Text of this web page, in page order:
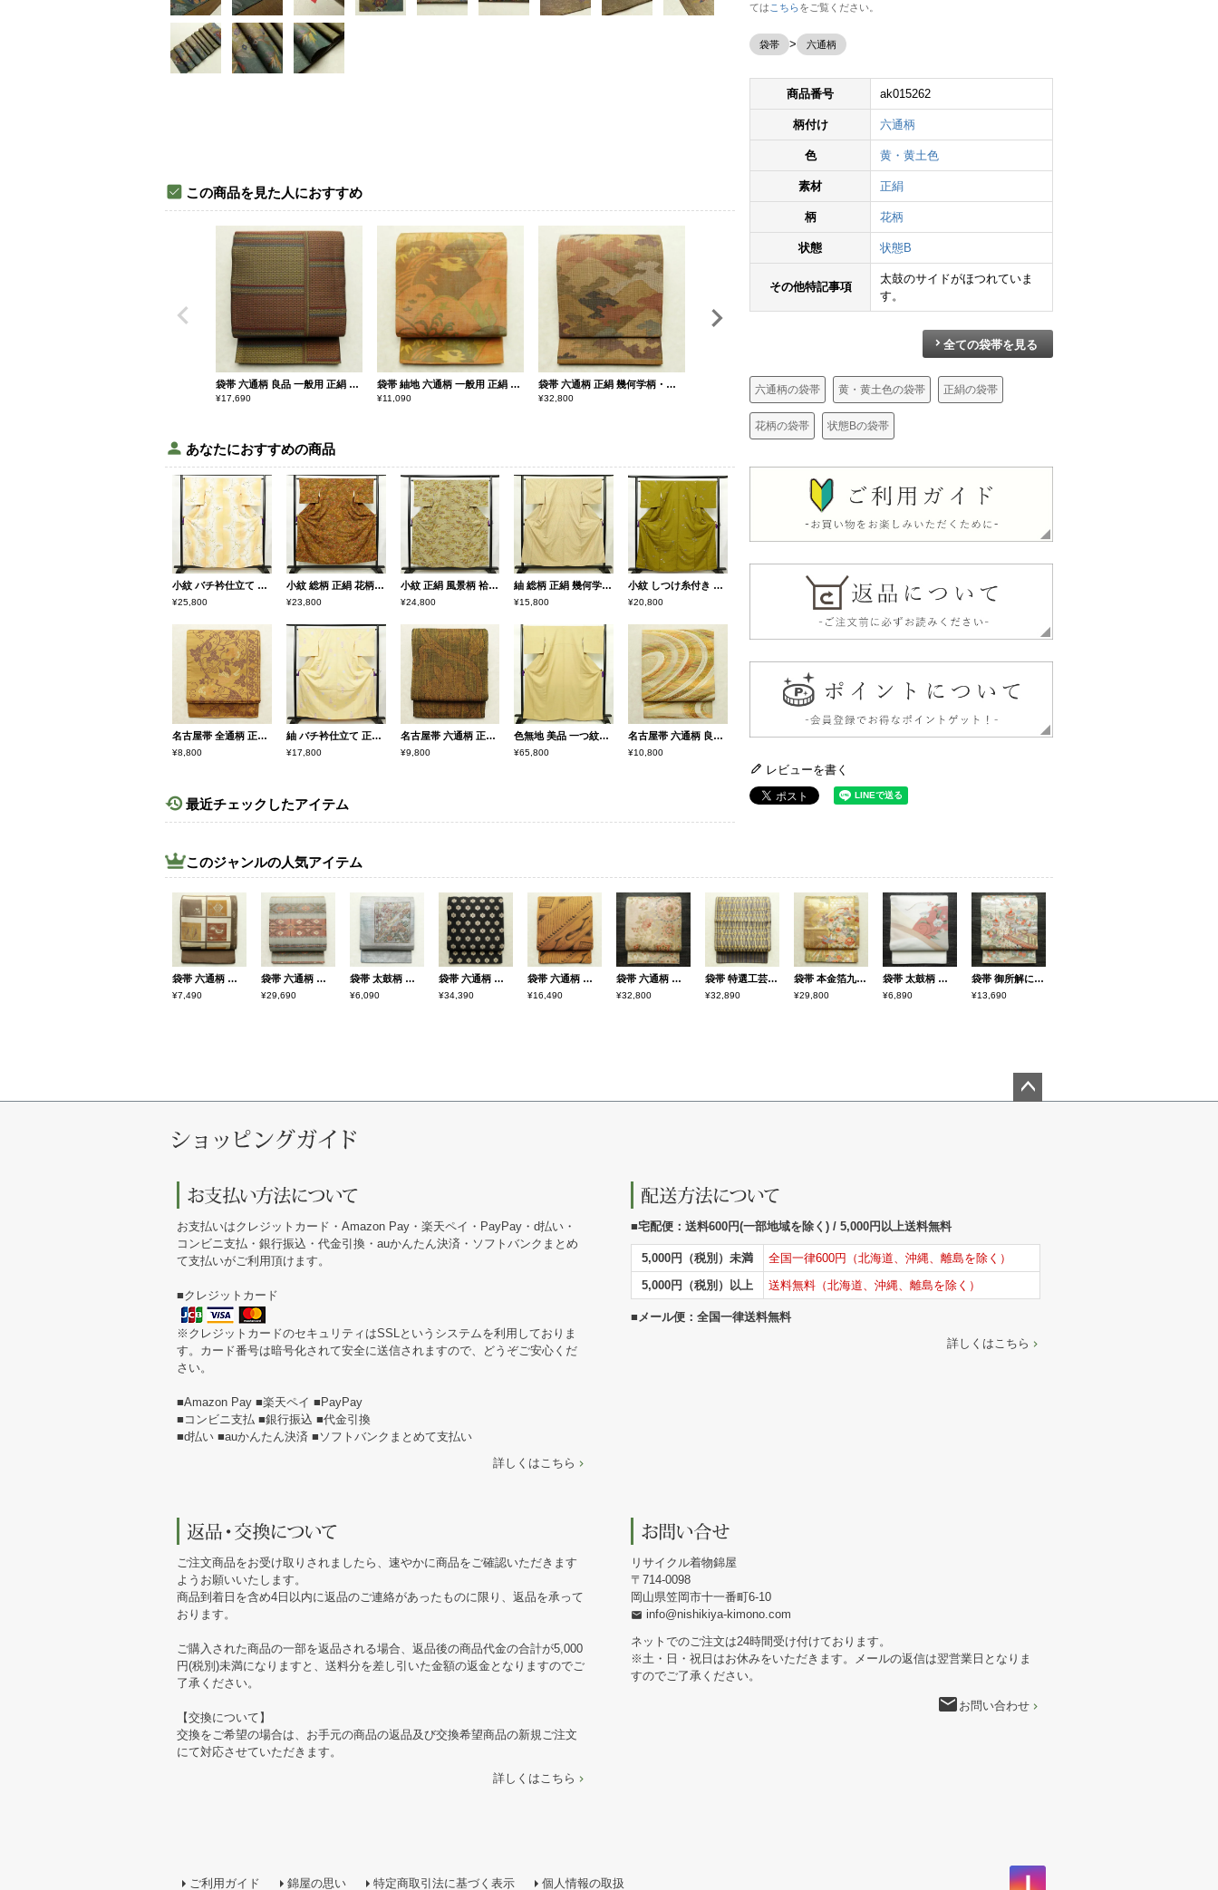
ては こちらをご覧ください。
袋帯 六通柄
商品番号 ak015262
柄付け 六通柄
色 黄・黄土色
素材 正絹
柄 花柄
状態 状態B
その他特記事項
太鼓のサイドがほつれていま
す。
全ての袋帯を見る
六通柄の袋帯 黄・黄土色の袋帯 正絹の袋帯
花柄の袋帯 状態Bの袋帯
レビューを書く
この商品を見た人におすすめ
袋帯 六通柄 良品 一般用 正絹 幾何学柄・抽象柄 帯 黄・黄土色
¥17,690
袋帯 紬地 六通柄 一般用 正絹 風景柄 帯 黄・黄土色
¥11,090
袋帯 六通柄 正絹 幾何学柄・抽象柄 リサイクル帯 帯 入学式 卒業式 七五三 お宮参り フォーマル 黄・黄土色
¥32,800
袋帯 六通柄 一般用 正絹 その他の柄 帯 黄・黄土色 袋帯 六通柄 良品 一般用 正絹 幾何学柄・抽象柄 帯 黄・黄土色
¥ 17,490
あなたにおすすめの商品
小紋 バチ衿仕立て 正絹 木の葉・植物柄 袷仕立て 身丈158.5cm 裄丈65.5cm リサイクル着物 着物 黄・黄土色
¥25,800
小紋 総柄 正絹 花柄 袷仕立て 身丈154cm 裄丈63.5cm リサイクル着物 着物 黄・黄土色
¥23,800
小紋 正絹 風景柄 袷仕立て 身丈156cm 裄丈65cm リサイクル着物 着物 黄・黄土色
¥24,800
紬 総柄 正絹 幾何学柄・抽象柄 袷仕立て 身丈155cm 裄丈64cm リサイクル着物 着物 黄・黄土色
¥15,800
小紋 しつけ糸付き ポリエステル 蝶・昆虫柄 袷仕立て 身丈161cm 裄丈66.5cm リサイクル着物 着物 黄・黄土色
¥20,800
名古屋帯 全通柄 正絹 木の葉・植物柄 通し仕立て なごや帯 リサイクル帯 美保姿 帯 黄・黄土色
¥8,800
紬 バチ衿仕立て 正絹 人物・動物柄 袷仕立て 身丈160cm 裄丈66cm 鞠 リサイクル着物 着物 黄・黄土色
¥17,800
名古屋帯 六通柄 正絹 花柄 通し仕立て なごや帯 リサイクル帯 帯 紬地 黄・黄土色
¥9,800
色無地 美品 一つ紋付き 正絹 風景柄 袷仕立て 身丈163.5cm 裄丈68cm リサイクル着物 着物 お茶会 七五三 お宮参り フォーマル 黄・黄土色
¥65,800
名古屋帯 六通柄 良品 正絹 幾何学柄・抽象柄 名古屋仕立て なごや帯 リサイクル帯 帯 黄・黄土色
¥10,800
最近チェックしたアイテム
このジャンルの人気アイテム
袋帯 六通柄 一般用 正絹 幾何学柄・抽象柄 帯 茶
¥7,490
袋帯 六通柄 美品 一般用 正絹 縞柄・線柄 帯 緑・うぐいす色
¥29,690
袋帯 太鼓柄 一般用 正絹 木の葉・植物柄 箔 刺繍 グレー
¥6,090
袋帯 六通柄 良品 一般用 正絹 花柄 リサイクル帯 帯 モダン 洒落 黒
¥34,390
袋帯 六通柄 美品 一般用 正絹 幾何学柄・抽象柄 帯 黄・黄土色
¥16,490
袋帯 六通柄 フォーマル用 正絹 木の葉・植物柄 リサイクル帯 帯 箔 入学式 卒業式 結婚式 七五三 お宮参り 金・銀
¥32,800
袋帯 特選工芸組み織袋帯 ひなや 太鼓柄 良品 フォーマル用 正絹 縞柄・線柄 金糸 帯 紫・藤色
¥32,890
袋帯 本金箔九百錦 献上彩花輪 六通柄 フォーマル用 正絹 古典柄 箔 金糸 帯 金・銀
¥29,800
袋帯 太鼓柄 一般用 正絹 花柄 帯 上品 白
¥6,890
袋帯 御所解に山鉾 六通柄 良品 フォーマル用 正絹 風景柄 クリーム
¥13,690
お支払いはクレジットカード・Amazon Pay・楽天ペイ・PayPay・d払い・
コンビニ支払・銀行振込・代金引換・auかんたん決済・ソフトバンクまとめ
て支払いがご利用頂けます。
■クレジットカード
※クレジットカードのセキュリティはSSLというシステムを利用しておりま
す。カード番号は暗号化されて安全に送信されますので、どうぞご安心くだ
さい。
■Amazon Pay ■楽天ペイ ■PayPay
■コンビニ支払 ■銀行振込 ■代金引換
■d払い ■auかんたん決済 ■ソフトバンクまとめて支払い
詳しくはこちら
■宅配便：送料600円(一部地域を除く) / 5,000円以上送料無料
5,000円（税別）未満
全国一律600円（北海道、沖縄、離島を除く）
5,000円（税別）以上
送料無料（北海道、沖縄、離島を除く）
■メール便：全国一律送料無料
詳しくはこちら
ご注文商品をお受け取りされましたら、速やかに商品をご確認いただきます
ようお願いいたします。
商品到着日を含め4日以内に返品のご連絡があったものに限り、返品を承って
おります。
ご購入された商品の一部を返品される場合、返品後の商品代金の合計が5,000
円(税別)未満になりますと、送料分を差し引いた金額の返金となりますのでご
了承ください。
【交換について】
交換をご希望の場合は、お手元の商品の返品及び交換希望商品の新規ご注文
にて対応させていただきます。
詳しくはこちら
リサイクル着物錦屋
714-0098
岡山県笠岡市十一番町6-10
info@nishikiya-kimono.com
ネットでのご注文は24時間受け付けております。
※土・日・祝日はお休みをいただきます。メールの返信は翌営業日となりま
すのでご了承ください。
email お問い合わせ
ご利用ガイド 錦屋の思い 特定商取引法に基づく表示 個人情報の取扱